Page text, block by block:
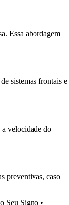
Essa abordagem
sistemas frontais e
a velocidade do
preventivas, caso
Seu Signo •